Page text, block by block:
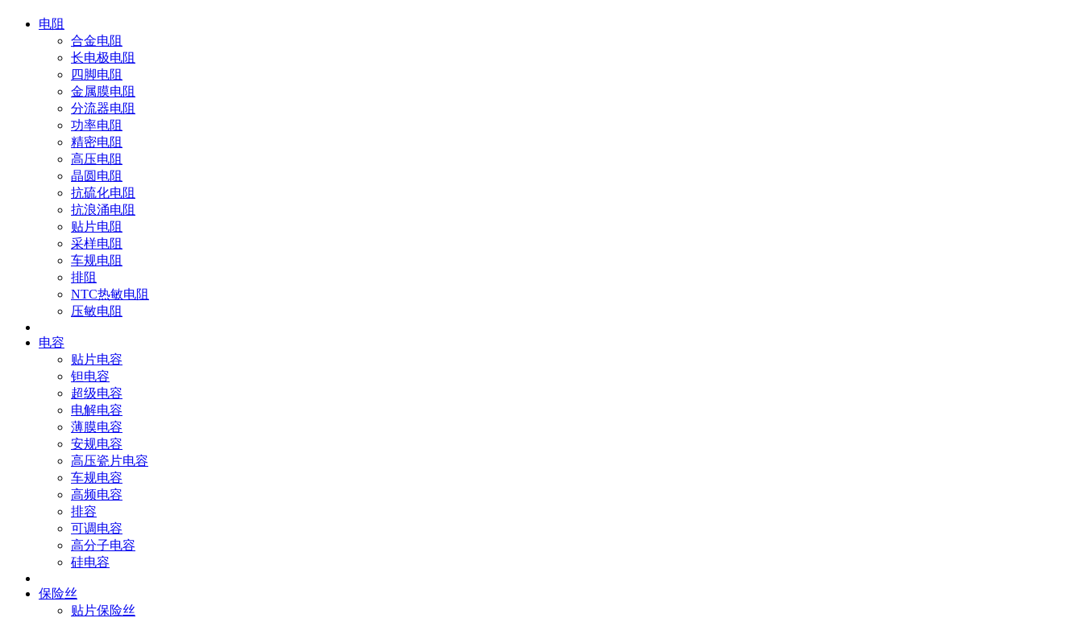
电阻
合金电阻
长电极电阻
四脚电阻
金属膜电阻
分流器电阻
功率电阻
精密电阻
高压电阻
晶圆电阻
抗硫化电阻
抗浪涌电阻
贴片电阻
采样电阻
车规电阻
排阻
NTC热敏电阻
压敏电阻
电容
贴片电容
钽电容
超级电容
电解电容
薄膜电容
安规电容
高压瓷片电容
车规电容
高频电容
排容
可调电容
高分子电容
硅电容
保险丝
贴片保险丝